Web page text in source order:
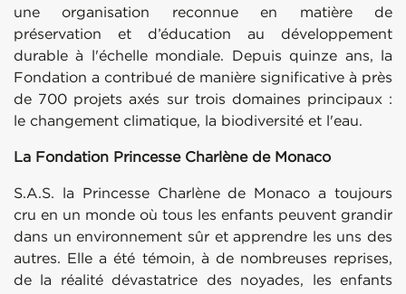
une organisation reconnue en matière de
préservation et d’éducation au développement
durable à l'échelle mondiale. Depuis quinze ans, la
Fondation a contribué de manière significative à près
de 700 projets axés sur trois domaines principaux :
le changement climatique, la biodiversité et l'eau.
La Fondation Princesse Charlène de Monaco
S.A.S. la Princesse Charlène de Monaco a toujours
cru en un monde où tous les enfants peuvent grandir
dans un environnement sûr et apprendre les uns des
autres. Elle a été témoin, à de nombreuses reprises,
de la réalité dévastatrice des noyades, les enfants